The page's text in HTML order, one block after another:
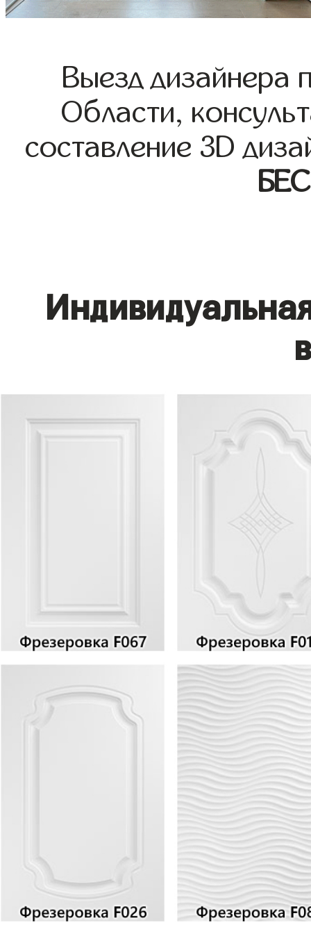
Выезд дизайнера
Области,
составление 3D